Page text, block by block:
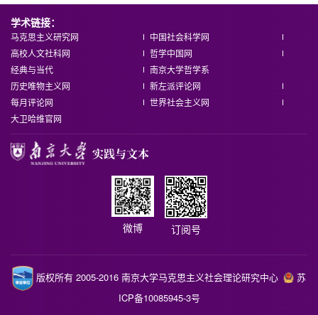
学术链接：
马克思主义研究网
中国社会科学网
高校人文社科网
哲学中国网
经典与当代
南京大学哲学系
历史唯物主义网
新左派评论网
每月评论网
世界社会主义网
大卫哈维官网
微博 订阅号
版权所有 2005-2016 南京大学马克思主义社会理论研究中心
苏
ICP备10085945-3号